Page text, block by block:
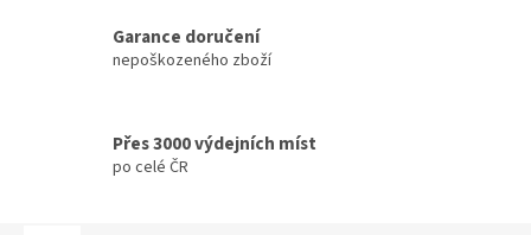
Garance doručení
nepoškozeného zboží
Přes 3000 výdejních míst
po celé ČR